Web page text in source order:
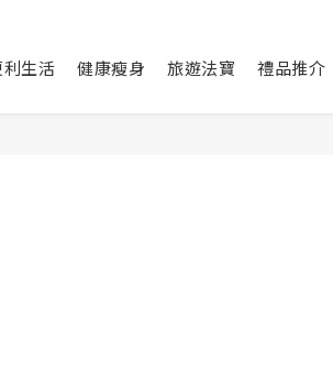
利生活 健康瘦身 旅遊法寶 禮品推介